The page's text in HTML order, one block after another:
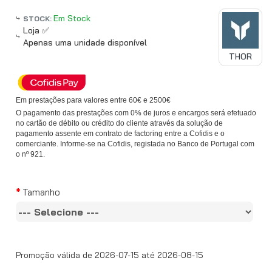
STOCK: Em Stock
Loja ✅
Apenas uma unidade disponível
THOR
Em prestações para valores entre 60€ e 2500€
O pagamento das prestações com 0% de juros e encargos será efetuado
no cartão de débito ou crédito do cliente através da solução de
pagamento assente em contrato de factoring entre a Cofidis e o
comerciante. Informe-se na Cofidis, registada no Banco de Portugal com
o nº 921.
Tamanho
Promoção válida de 2026-07-15 até 2026-08-15